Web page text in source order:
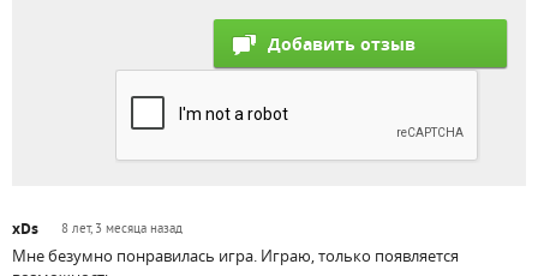
xDs 8 лет, 3 месяца назад
Мне безумно понравилась игра. Играю, только появляется